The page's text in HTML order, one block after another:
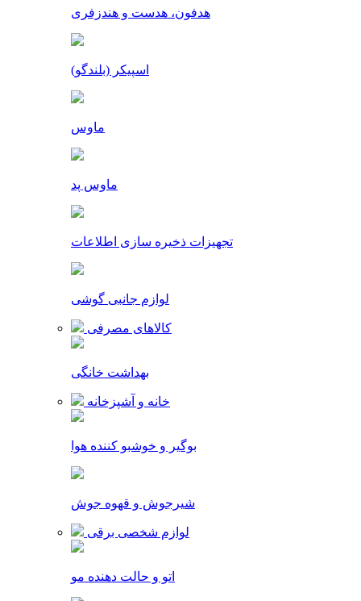
هدفون، هدست و هندزفری
اسپیکر (بلندگو)
ماوس
ماوس پد
تجهیزات ذخیره سازی اطلاعات
لوازم جانبی گوشی
کالاهای مصرفی
بهداشت خانگی
خانه و آشپزخانه
بوگیر و خوشبو کننده هوا
شیرجوش و قهوه جوش
لوازم شخصی برقی
اتو و حالت دهنده مو